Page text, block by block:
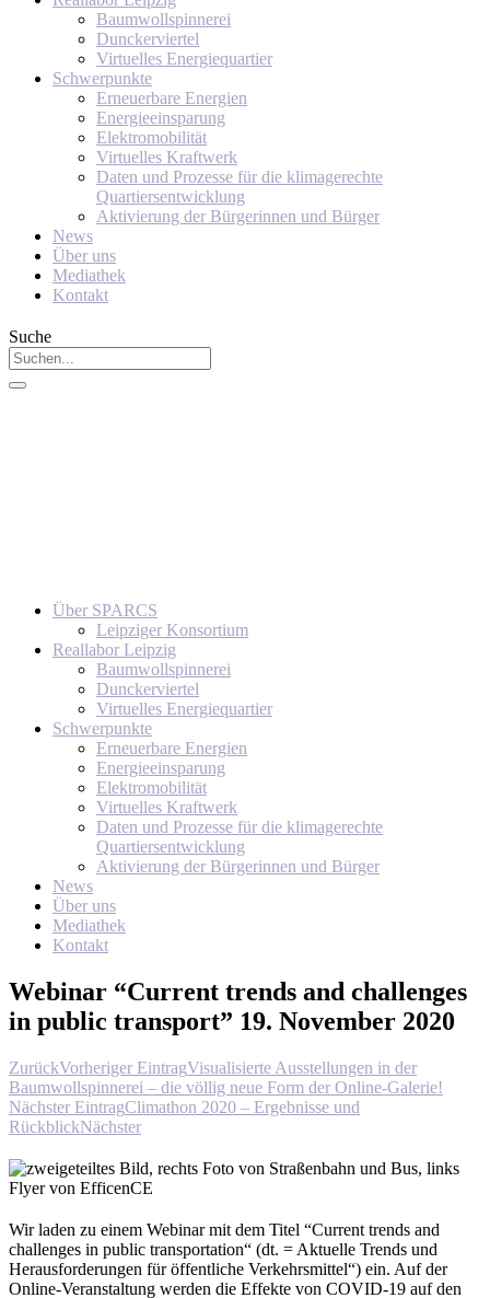
Baumwollspinnerei
Dunckerviertel
Virtuelles Energiequartier
Schwerpunkte
Erneuerbare Energien
Energieeinsparung
Elektromobilität
Virtuelles Kraftwerk
Daten und Prozesse für die klimagerechte
Quartiersentwicklung
Aktivierung der Bürgerinnen und Bürger
News
Über uns
Mediathek
Kontakt
Suche
Über SPARCS
Leipziger Konsortium
Reallabor Leipzig
Baumwollspinnerei
Dunckerviertel
Virtuelles Energiequartier
Schwerpunkte
Erneuerbare Energien
Energieeinsparung
Elektromobilität
Virtuelles Kraftwerk
Daten und Prozesse für die klimagerechte
Quartiersentwicklung
Aktivierung der Bürgerinnen und Bürger
News
Über uns
Mediathek
Kontakt
Webinar “Current trends and challenges
in public transport” 19. November 2020
ZurückVorheriger EintragVisualisierte Ausstellungen in der
Baumwollspinnerei – die völlig neue Form der Online-Galerie!
Nächster EintragClimathon 2020 – Ergebnisse und
RückblickNächster
Wir laden zu einem Webinar mit dem Titel “Current trends and
challenges in public transportation“ (dt. = Aktuelle Trends und
Herausforderungen für öffentliche Verkehrsmittel“) ein. Auf der
Online-Veranstaltung werden die Effekte von COVID-19 auf den